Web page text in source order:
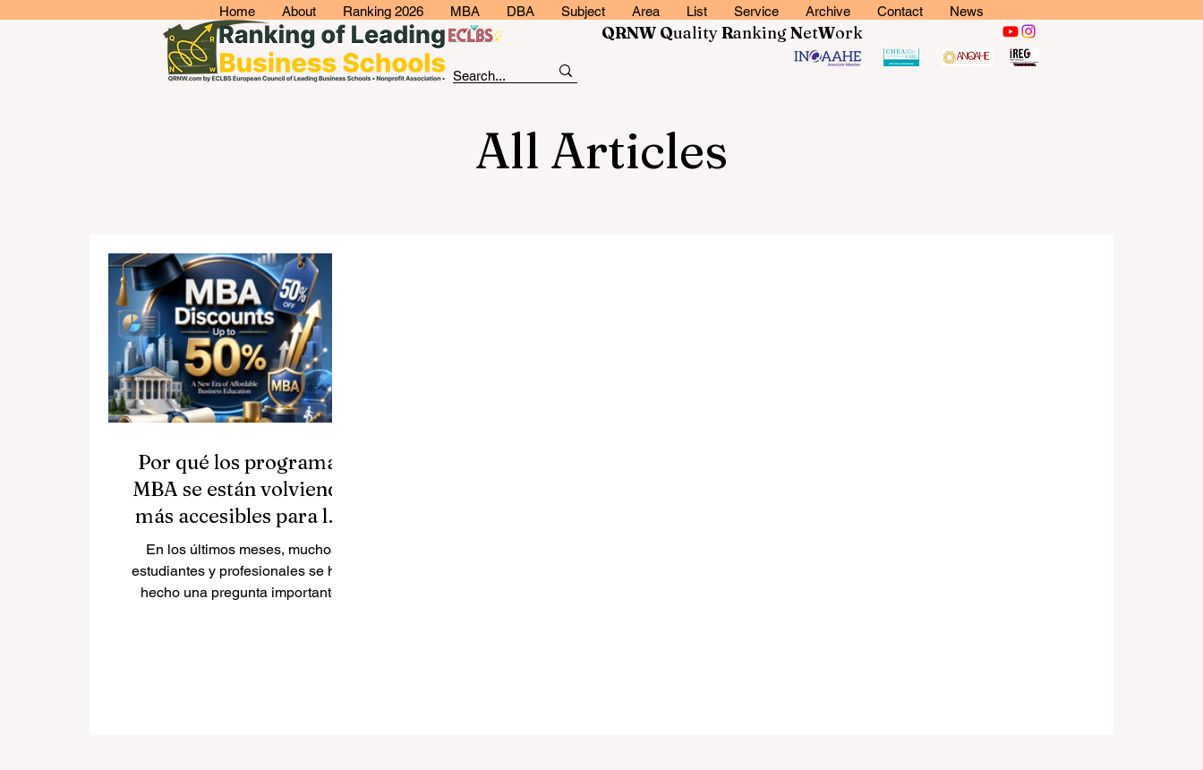
Home About Ranking 2026 MBA DBA Subject Area List Service Archive Contact News
QRNW QualityRankingNetWork
All Articles
Por qué los programas
MBA se están volviendo
más accesibles para los
estudiantes
En los últimos meses, muchos
estudiantes y profesionales se han
hecho una pregunta importante: